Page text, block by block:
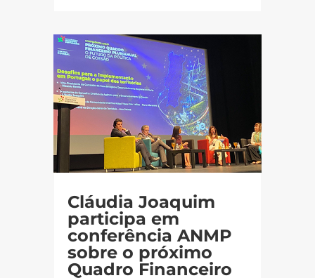
Cláudia Joaquim
participa em
conferência ANMP
sobre o próximo
Quadro Financeiro